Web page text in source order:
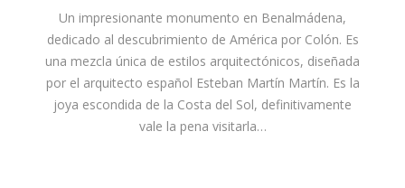
Un impresionante monumento en Benalmádena,
dedicado al descubrimiento de América por Colón. Es
una mezcla única de estilos arquitectónicos, diseñada
por el arquitecto español Esteban Martín Martín. Es la
joya escondida de la Costa del Sol, definitivamente
vale la pena visitarla…